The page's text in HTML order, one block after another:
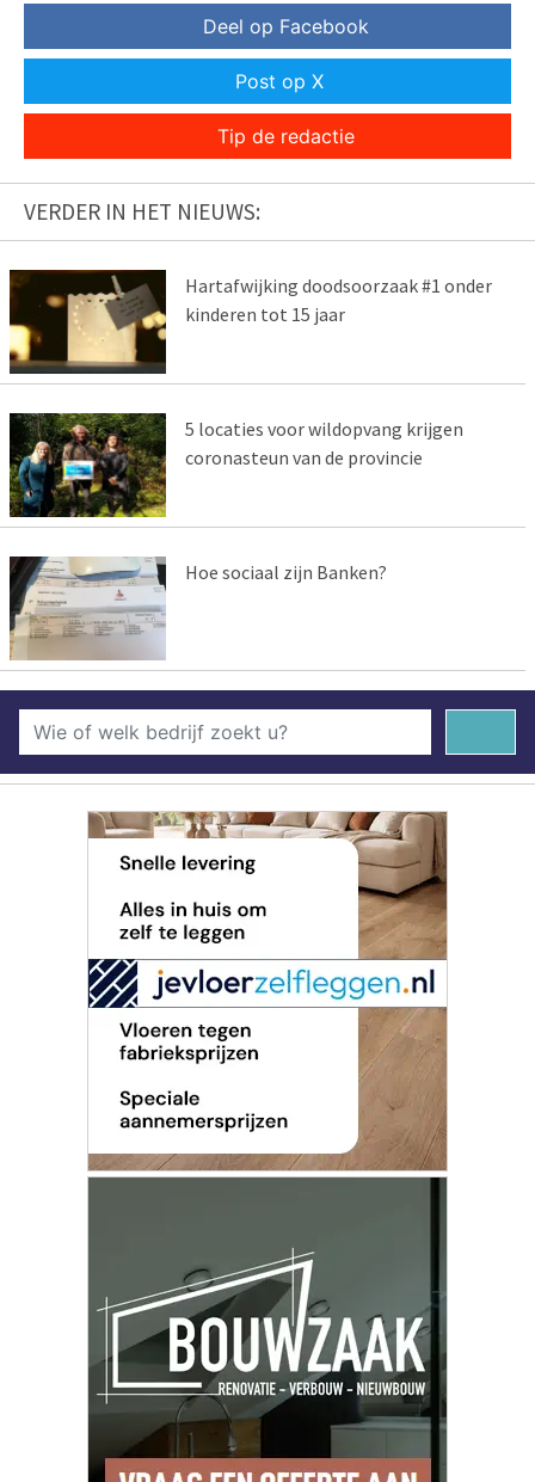
Deel op Facebook
Post op X
Tip de redactie
VERDER IN HET NIEUWS:
Hartafwijking doodsoorzaak #1 onder
kinderen tot 15 jaar
5 locaties voor wildopvang krijgen
coronasteun van de provincie
Hoe sociaal zijn Banken?